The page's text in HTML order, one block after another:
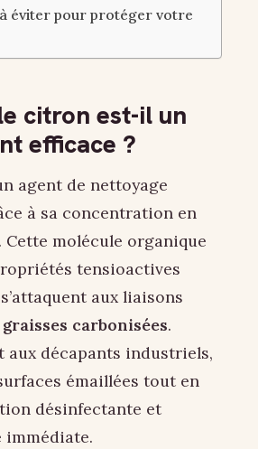
éviter pour protéger votre
citron est-il un
efficace ?
agent de nettoyage
à sa concentration en
molécule organique
tensioactives
aux liaisons
graisses carbonisées.
aux décapants industriels,
émaillées tout en
désinfectante et
immédiate.